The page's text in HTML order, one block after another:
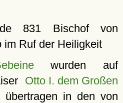
831 Bischof von
im Ruf der Heiligkeit
wurden auf
Otto I. dem Großen
übertragen in den von